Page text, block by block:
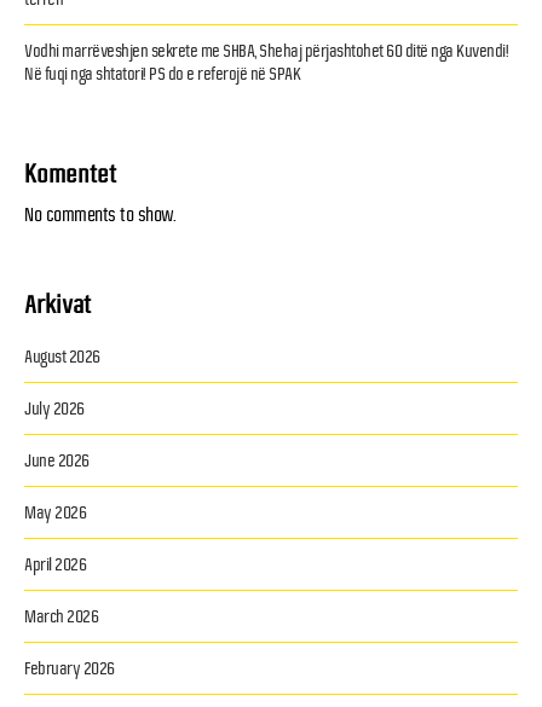
Vodhi marrëveshjen sekrete me SHBA, Shehaj përjashtohet 60 ditë nga Kuvendi!
Në fuqi nga shtatori! PS do e referojë në SPAK
Komentet
No comments to show.
Arkivat
August 2026
July 2026
June 2026
May 2026
April 2026
March 2026
February 2026